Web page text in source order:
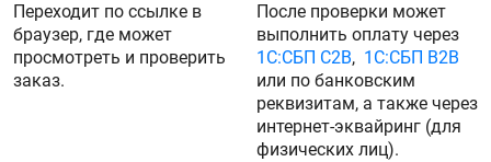
Переходит по ссылке в
браузер, где может
просмотреть и проверить
заказ.
После проверки может
выполнить оплату через
1С:СБП C2B, 1С:СБП B2B
или по банковским
реквизитам, а также через
интернет-эквайринг (для
физических лиц).